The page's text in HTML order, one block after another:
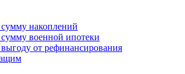
сумму накоплений
сумму военной ипотеки
выгоду от рефинансирования